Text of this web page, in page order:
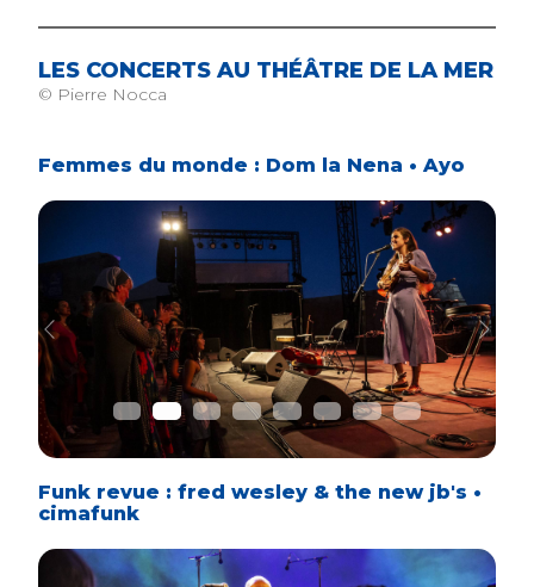
LES CONCERTS AU THÉÂTRE DE LA MER
© Pierre Nocca
Femmes du monde : Dom la Nena • Ayo
Previous Next
Funk revue : fred wesley & the new jb's •
cimafunk